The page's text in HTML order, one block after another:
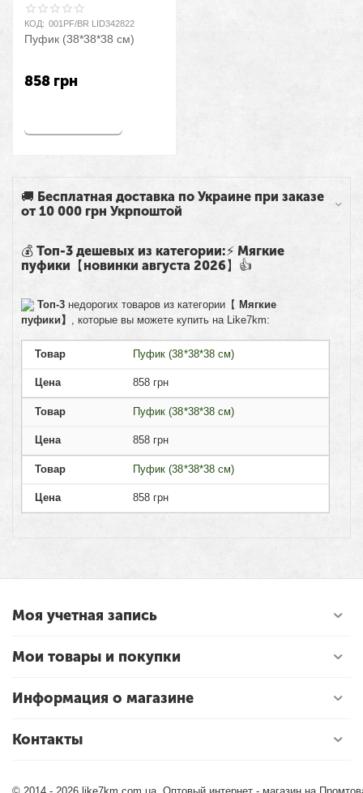
🚚 Бесплатная доставка по Украине при заказе
от 10 000 грн Укрпоштой
💰 Топ-3 дешевых из категории:⚡ Мягкие
пуфики【новинки августа 2026】👍
Топ-3 недорогих товаров из категории【 Мягкие
пуфики】
, которые вы можете купить на Like7km:
Товар Пуфик (38*38*38 см)
Цена 858 грн
Товар Пуфик (38*38*38 см)
Цена 858 грн
Товар Пуфик (38*38*38 см)
Цена 858 грн
КОД: 001PF/BR LID342822
Пуфик (38*38*38 см)
858 грн
Моя учетная запись
Мои товары и покупки
Информация о магазине
Контакты